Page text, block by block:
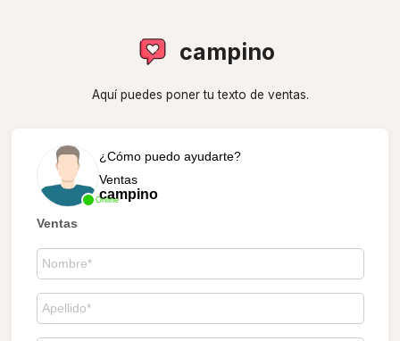
campino
Aquí puedes poner tu texto de ventas.
Online
¿Cómo puedo ayudarte?
Ventas
campino
Ventas